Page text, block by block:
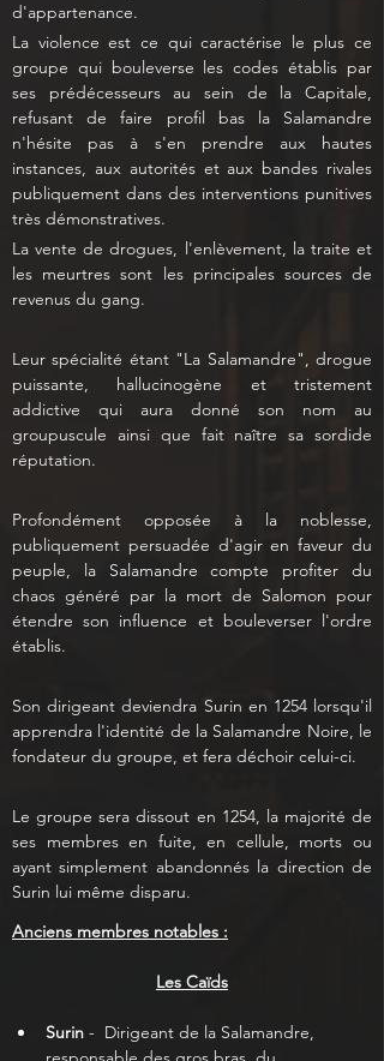
d'appartenance.
La violence est ce qui caractérise le plus ce
groupe qui bouleverse les codes établis par
ses prédécesseurs au sein de la Capitale,
refusant de faire profil bas la Salamandre
n'hésite pas à s'en prendre aux hautes
instances, aux autorités et aux bandes rivales
publiquement dans des interventions punitives
très démonstratives.
La vente de drogues, l'enlèvement, la traite et
les meurtres sont les principales sources de
revenus du gang.
Leur spécialité étant "La Salamandre", drogue
puissante, hallucinogène et tristement
addictive qui aura donné son nom au
groupuscule ainsi que fait naître sa sordide
réputation.
Profondément opposée à la noblesse,
publiquement persuadée d'agir en faveur du
peuple, la Salamandre compte profiter du
chaos généré par la mort de Salomon pour
étendre son influence et bouleverser l'ordre
établis.
Son dirigeant deviendra Surin en 1254 lorsqu'il
apprendra l'identité de la Salamandre Noire, le
fondateur du groupe, et fera déchoir celui-ci.
Le groupe sera dissout en 1254, la majorité de
ses membres en fuite, en cellule, morts ou
ayant simplement abandonnés la direction de
Surin lui même disparu.
Anciens membres notables :
Les Caïds
Surin -  Dirigeant de la Salamandre,